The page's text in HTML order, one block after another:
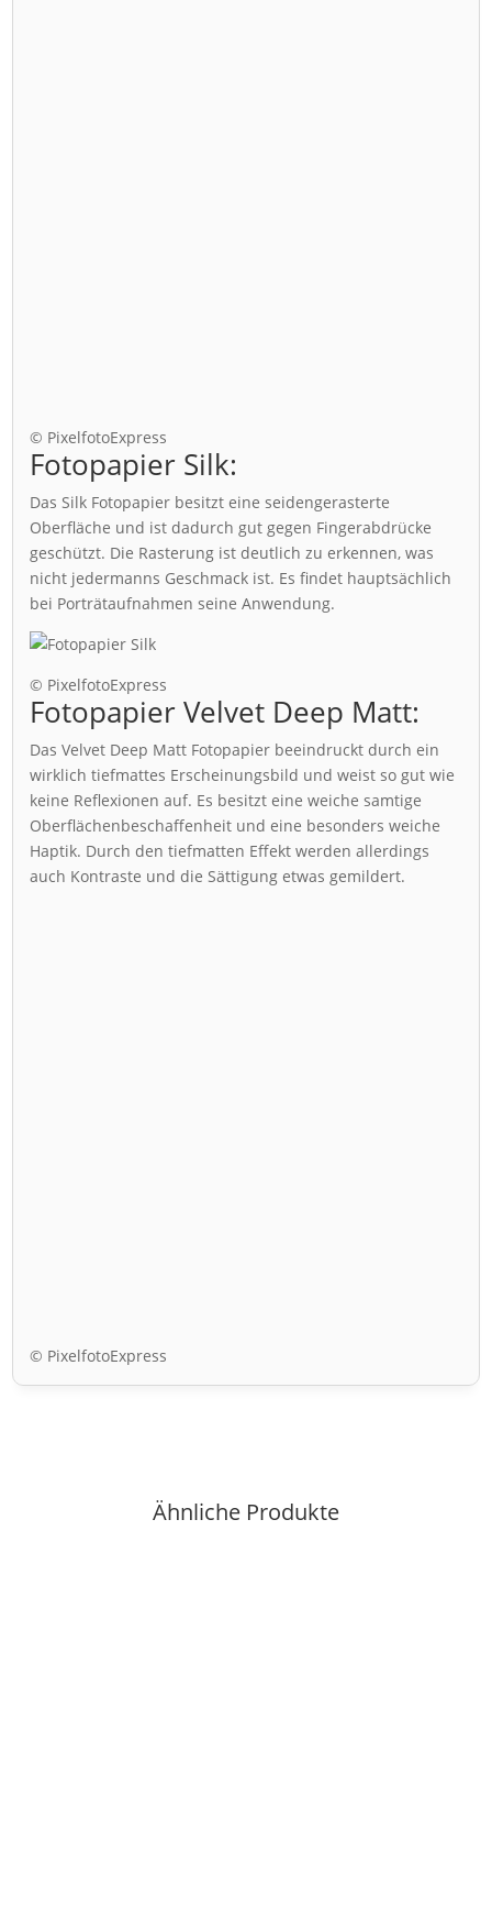
© PixelfotoExpress
Fotopapier Silk:
Das Silk Fotopapier besitzt eine seidengerasterte
Oberfläche und ist dadurch gut gegen Fingerabdrücke
geschützt. Die Rasterung ist deutlich zu erkennen, was
nicht jedermanns Geschmack ist. Es findet hauptsächlich
bei Porträtaufnahmen seine Anwendung.
© PixelfotoExpress
Fotopapier Velvet Deep Matt:
Das Velvet Deep Matt Fotopapier beeindruckt durch ein
wirklich tiefmattes Erscheinungsbild und weist so gut wie
keine Reflexionen auf. Es besitzt eine weiche samtige
Oberflächenbeschaffenheit und eine besonders weiche
Haptik. Durch den tiefmatten Effekt werden allerdings
auch Kontraste und die Sättigung etwas gemildert.
© PixelfotoExpress
Ähnliche Produkte